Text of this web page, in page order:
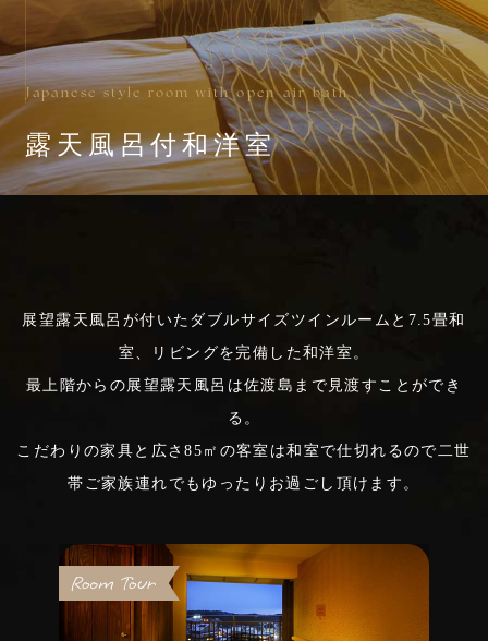
Japanese style room with open-air bath
露天風呂付和洋室
展望露天風呂が付いたダブルサイズツインルームと7.5畳和
室、リビングを完備した和洋室。
最上階からの展望露天風呂は佐渡島まで見渡すことができ
る。
こだわりの家具と広さ85㎡の客室は和室で仕切れるので二世
帯ご家族連れでもゆったりお過ごし頂けます。